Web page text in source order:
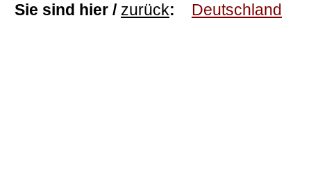
Sie sind hier / zurück: Deutschland